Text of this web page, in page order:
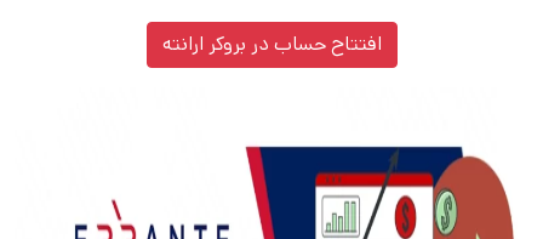
افتتاح حساب در بروکر ارانته